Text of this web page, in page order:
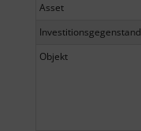
Asset
Investitionsgegenstand
Objekt